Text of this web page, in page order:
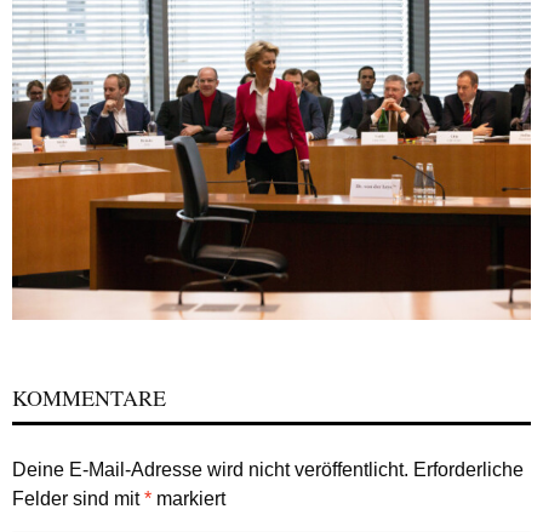
KOMMENTARE
Deine E-Mail-Adresse wird nicht veröffentlicht. Erforderliche
Felder sind mit* markiert